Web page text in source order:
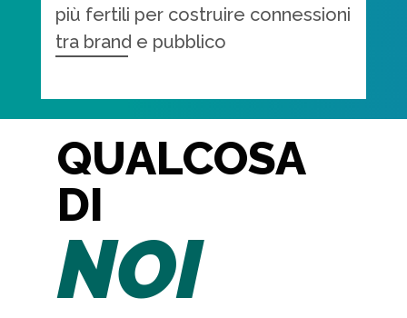
più fertili per costruire connessioni
tra brand e pubblico
QUALCOSA
DI
NOI